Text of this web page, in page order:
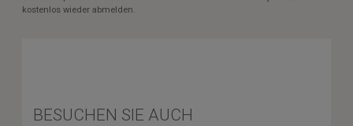
kostenlos wieder abmelden.
BESUCHEN SIE AUCH